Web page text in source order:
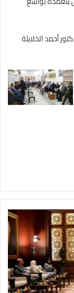
أحمد الخلايلة